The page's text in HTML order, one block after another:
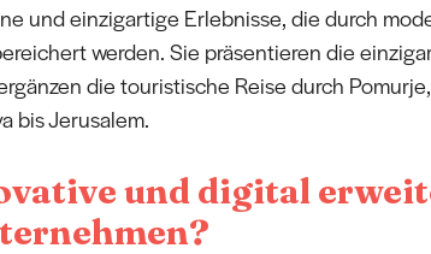
und einzigartige Erlebnisse, die durch
werden. Sie präsentieren die
die touristische Reise durch
bis Jerusalem.
und digital